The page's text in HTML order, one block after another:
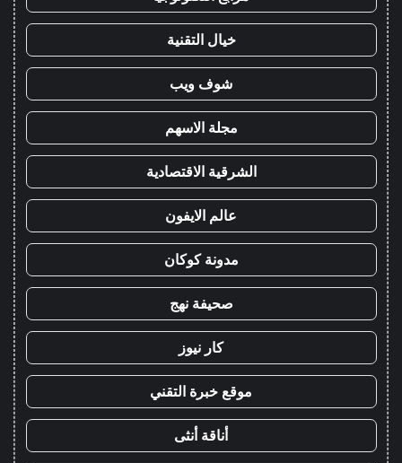
خيال التقنية
شوف ويب
مجلة الاسهم
الشرقية الاقتصادية
عالم الايفون
مدونة كوكان
صحيفة نهج
كار نيوز
موقع خبرة التقني
أناقة أنثى